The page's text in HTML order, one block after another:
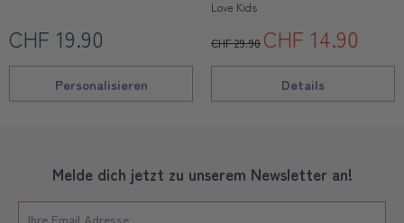
CHF 19.90
Personalisieren
Love Kids
CHF 29.90CHF 14.90
Details
Melde dich jetzt zu unserem Newsletter an!